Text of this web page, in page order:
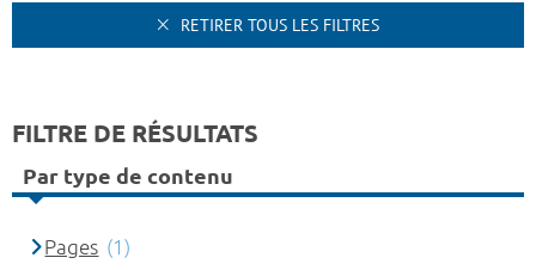
RETIRER TOUS LES FILTRES
FILTRE DE RÉSULTATS
Par type de contenu
Pages (1)